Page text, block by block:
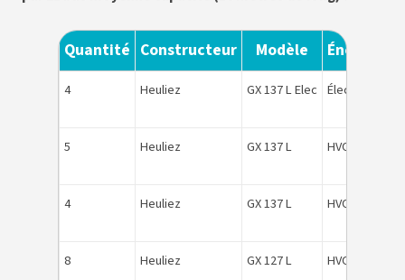
Quantité Constructeur Modèle Énergie
4 Heuliez GX 137 L Elec Électricité
5 Heuliez GX 137 L HVO
4 Heuliez GX 137 L HVO
8 Heuliez GX 127 L HVO